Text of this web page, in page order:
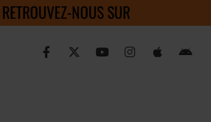
RETROUVEZ-NOUS SUR